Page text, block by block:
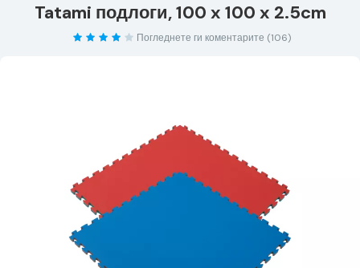
Tatami подлоги, 100 x 100 x 2.5cm
Погледнете ги коментарите (106)